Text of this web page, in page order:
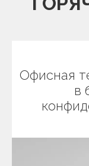
Офисная
в